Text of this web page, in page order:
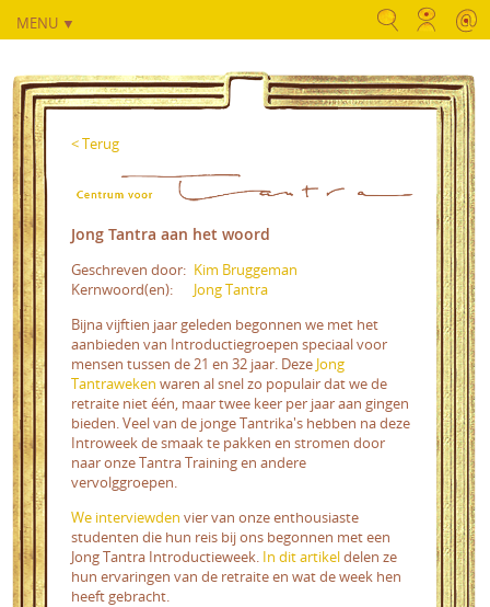
MENU ▼
< Terug
Jong Tantra aan het woord
Geschreven door: Kim Bruggeman
Kernwoord(en):
Jong Tantra
Bijna vijftien jaar geleden begonnen we met het
aanbieden van Introductiegroepen speciaal voor
mensen tussen de 21 en 32 jaar. Deze Jong
Tantraweken waren al snel zo populair dat we de
retraite niet één, maar twee keer per jaar aan gingen
bieden. Veel van de jonge Tantrika's hebben na deze
Introweek de smaak te pakken en stromen door
naar onze Tantra Training en andere
vervolggroepen.
We interviewden vier van onze enthousiaste
studenten die hun reis bij ons begonnen met een
Jong Tantra Introductieweek. In dit artikeldelen ze
hun ervaringen van de retraite en wat de week hen
heeft gebracht.